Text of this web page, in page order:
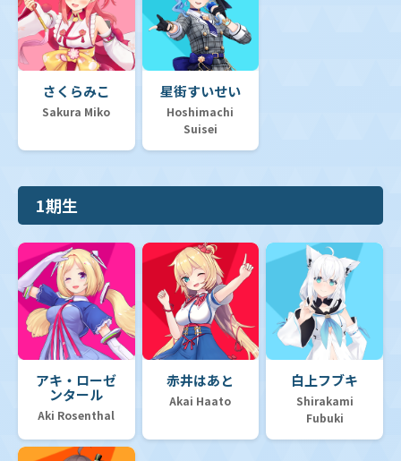
さくらみこ
Sakura Miko
星街すいせい
Hoshimachi
Suisei
1期生
アキ・ローゼ
ンタール
Aki Rosenthal
赤井はあと
Akai Haato
白上フブキ
Shirakami
Fubuki